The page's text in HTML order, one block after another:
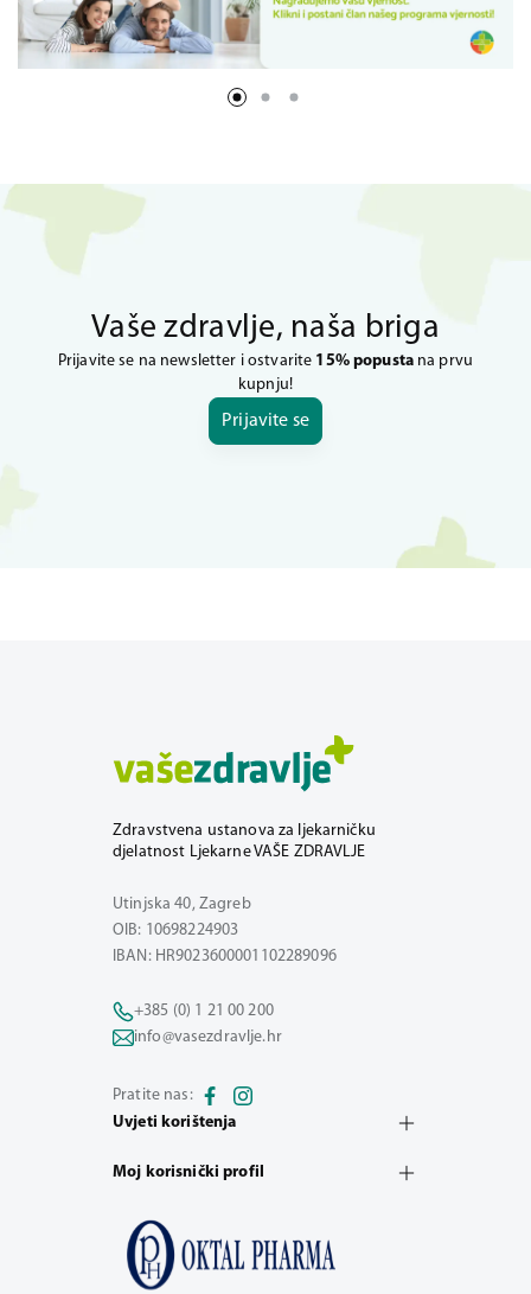
Vaše zdravlje, naša briga
Prijavite se na newsletter i ostvarite 15% popustana prvu
kupnju!
Prijavite se
Zdravstvena ustanova za ljekarničku
djelatnost Ljekarne VAŠE ZDRAVLJE
Utinjska 40, Zagreb
OIB: 10698224903
IBAN: HR9023600001102289096
+385 (0) 1 21 00 200
info@vasezdravlje.hr
Pratite nas:
Uvjeti korištenja
Moj korisnički profil